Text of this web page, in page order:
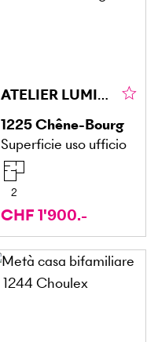
ATELIER LUMINEUX ET CRÉATIF À CHÊNE-BOURG
1225Chêne-Bourg
Superficie uso ufficio
2
CHF 1'900.-